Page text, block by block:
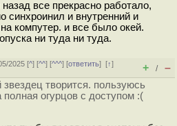
все прекрасно работало,
синхроинил и внутренний и
компутер. и все было окей.
ни туда ни туда.
2025 [^] [^^] [^^^] [ответить][↑]
+ / –
творится. пользуюсь
полная огурцов с доступом :(